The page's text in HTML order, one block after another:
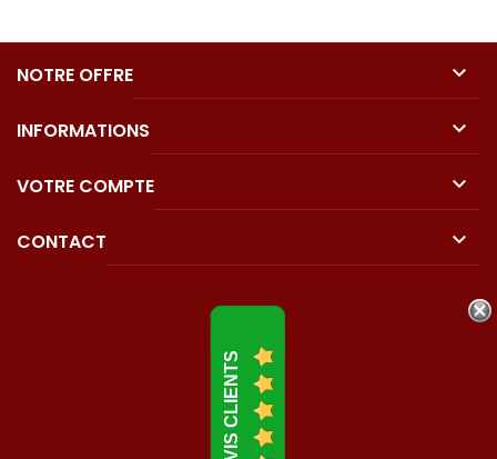
NOTRE OFFRE 
INFORMATIONS 
VOTRE COMPTE 
CONTACT 
AVIS CLIENTS